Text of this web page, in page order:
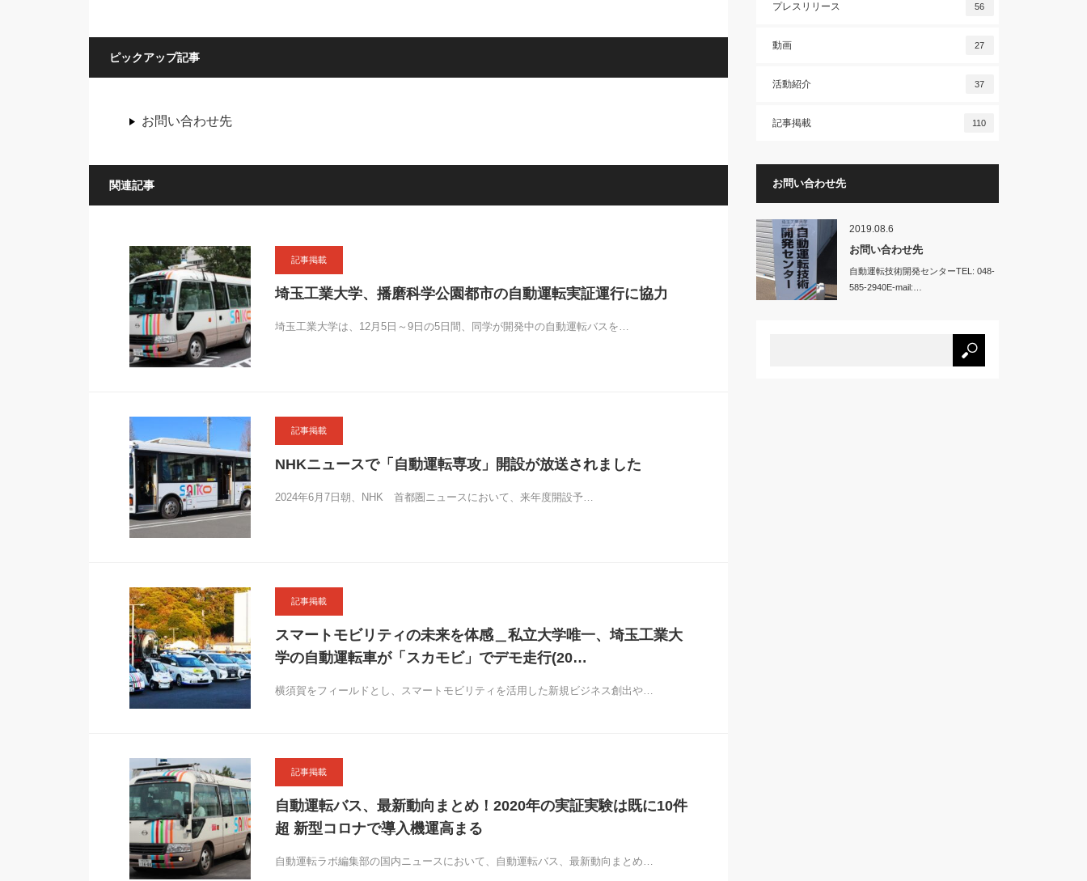
ピックアップ記事
お問い合わせ先
関連記事
記事掲載
埼玉工業大学、播磨科学公園都市の自動運転実証運行に協力
埼玉工業大学は、12月5日～9日の5日間、同学が開発中の自動運転バスを…
記事掲載
NHKニュースで「自動運転専攻」開設が放送されました
2024年6月7日朝、NHK 首都圏ニュースにおいて、来年度開設予…
記事掲載
スマートモビリティの未来を体感＿私立大学唯一、埼玉工業大
学の自動運転車が「スカモビ」でデモ走行(20…
横須賀をフィールドとし、スマートモビリティを活用した新規ビジネス創出や…
記事掲載
自動運転バス、最新動向まとめ！2020年の実証実験は既に10件
超 新型コロナで導入機運高まる
自動運転ラボ編集部の国内ニュースにおいて、自動運転バス、最新動向まとめ…
プレスリリース 56
動画 27
活動紹介 37
記事掲載 110
お問い合わせ先
2019.08.6
お問い合わせ先
自動運転技術開発センターTEL: 048-
585-2940E-mail:…